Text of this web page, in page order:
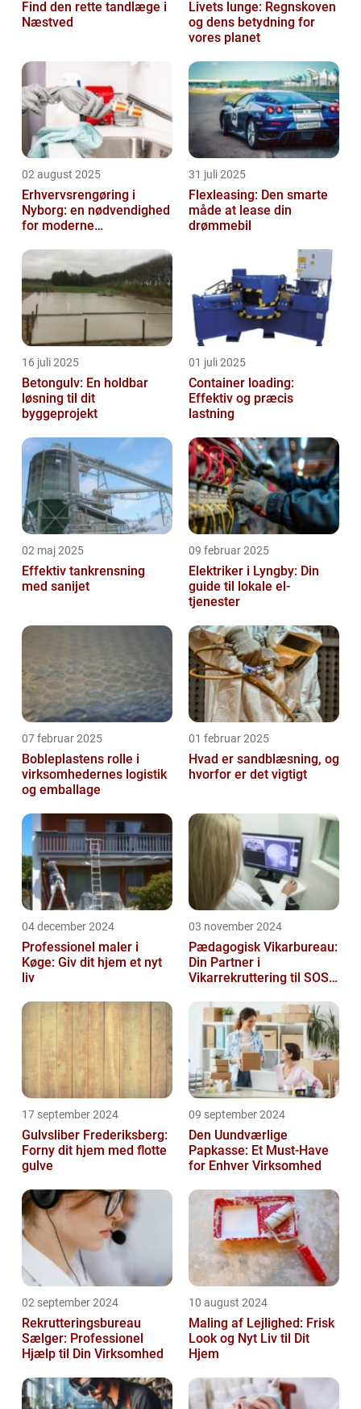
Find den rette tandlæge i
Næstved
Livets lunge: Regnskoven
og dens betydning for
vores planet
02 august 2025
Erhvervsrengøring i
Nyborg: en nødvendighed
for moderne
31 juli 2025
Flexleasing: Den smarte
måde at lease din
drømmebil
16 juli 2025
Betongulv: En holdbar
løsning til dit
byggeprojekt
01 juli 2025
Container loading:
Effektiv og præcis
lastning
02 maj 2025
Effektiv tankrensning
med sanijet
09 februar 2025
Elektriker i Lyngby: Din
guide til lokale el-
tjenester
07 februar 2025
Bobleplastens rolle i
virksomhedernes logistik
og emballage
01 februar 2025
Hvad er sandblæsning, og
hvorfor er det vigtigt
04 december 2024
Professionel maler i
Køge: Giv dit hjem et nyt
liv
03 november 2024
Pædagogisk Vikarbureau:
Din Partner i
Vikarrekruttering til SOSU
17 september 2024
Gulvsliber Frederiksberg:
Forny dit hjem med flotte
gulve
09 september 2024
Den Uundværlige
Papkasse: Et Must-Have
for Enhver Virksomhed
02 september 2024
Rekrutteringsbureau
Sælger: Professionel
Hjælp til Din Virksomhed
10 august 2024
Maling af Lejlighed: Frisk
Look og Nyt Liv til Dit
Hjem